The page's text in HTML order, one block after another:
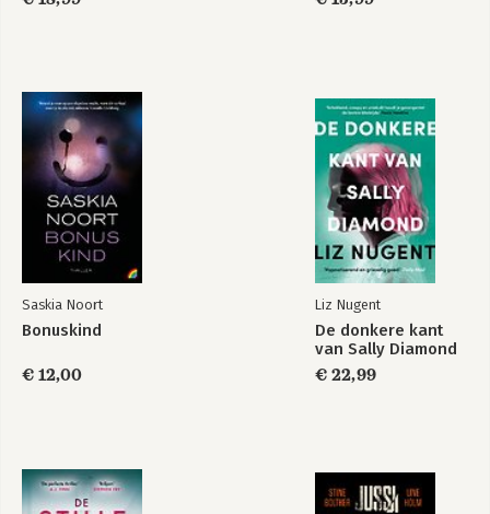
Saskia Noort
Bonuskind
€ 12,00
Liz Nugent
De donkere kant
van Sally Diamond
€ 22,99